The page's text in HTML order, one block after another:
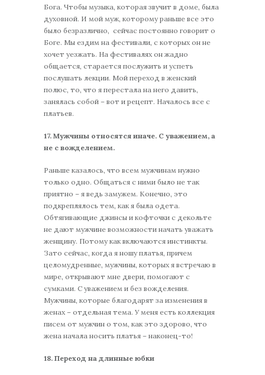
Бога. Чтобы музыка, которая звучит в доме, была
духовной. И мой муж, которому раньше все это
было безразлично, сейчас постоянно говорит о
Боге. Мы ездим на фестивали, с которых он не
хочет уезжать. На фестивалях он жадно
общается, старается послужить и успеть
послушать лекции. Мой переход в женский
полюс, то, что я перестала на него давить,
занялась собой – вот и рецепт. Началось все с
платьев.
17. Мужчины относятся иначе. С уважением, а
не с вожделением.
Раньше казалось, что всем мужчинам нужно
только одно. Общаться с ними было не так
приятно – я ведь замужем. Конечно, это
подкреплялось тем, как я была одета.
Обтягивающие джинсы и кофточки с декольте
не дают мужчине возможности начать уважать
женщину. Потому как включаются инстинкты.
Зато сейчас, когда я ношу платья, причем
целомудренные, мужчины, которых я встречаю в
мире, открывают мне двери, помогают с
сумками. С уважением и без вожделения.
Мужчины, которые благодарят за изменения в
женах – отдельная тема. У меня есть коллекция
писем от мужчин о том, как это здорово, что
жена начала носить платья – наконец-то!
18. Переход на длинные юбки